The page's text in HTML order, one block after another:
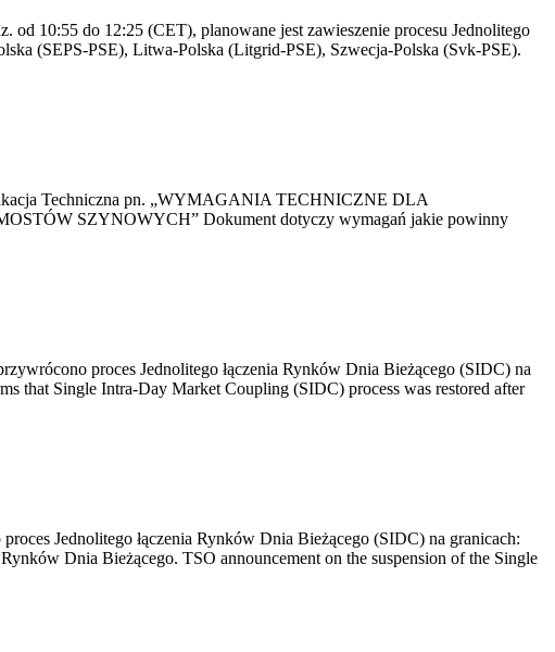
10:55 do 12:25 (CET), planowane jest zawieszenie procesu Jednolitego
(SEPS-PSE), Litwa-Polska (Litgrid-PSE), Szwecja-Polska (Svk-PSE).
Techniczna pn. „WYMAGANIA TECHNICZNE DLA
SZYNOWYCH” Dokument dotyczy wymagań jakie powinny
proces Jednolitego łączenia Rynków Dnia Bieżącego (SIDC) na
that Single Intra-Day Market Coupling (SIDC) process was restored after
Jednolitego łączenia Rynków Dnia Bieżącego (SIDC) na granicach:
Dnia Bieżącego. TSO announcement on the suspension of the Single